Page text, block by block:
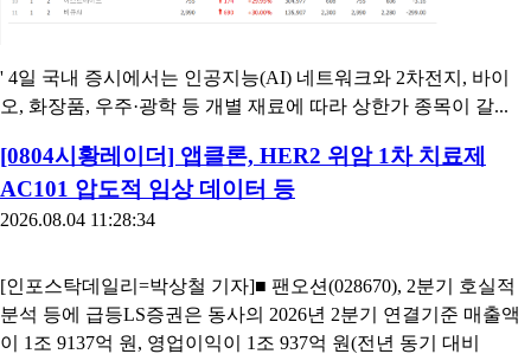
' 4일 국내 증시에서는 인공지능(AI) 네트워크와 2차전지, 바이
오, 화장품, 우주·광학 등 개별 재료에 따라 상한가 종목이 갈...
[0804시황레이더] 앱클론, HER2 위암 1차 치료제
AC101 압도적 임상 데이터 등
2026.08.04 11:28:34
[인포스탁데일리=박상철 기자]■ 팬오션(028670), 2분기 호실적
분석 등에 급등LS증권은 동사의 2026년 2분기 연결기준 매출액
이 1조 9137억 원, 영업이익이 1조 937억 원(전년 동기 대비